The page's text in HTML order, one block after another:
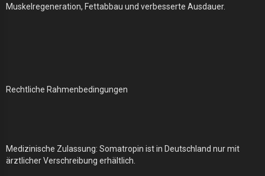
Muskelregeneration, Fettabbau und verbesserte Ausdauer.
Rechtliche Rahmenbedingungen
Medizinische Zulassung: Somatropin ist in Deutschland nur mit
ärztlicher Verschreibung erhältlich.